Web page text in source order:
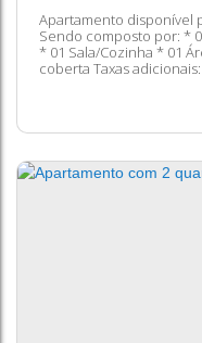
Apartamento disponível
Sendo composto por: *
* 01 Sala/Cozinha * 01
coberta Taxas adicionais: - IPTU - Seguro - Condomínio Entre
em contato conosco